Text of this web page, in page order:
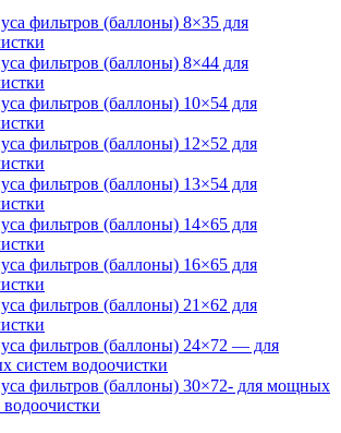
фильтров (баллоны) 8×35 для
фильтров (баллоны) 8×44 для
фильтров (баллоны) 10×54 для
фильтров (баллоны) 12×52 для
фильтров (баллоны) 13×54 для
фильтров (баллоны) 14×65 для
фильтров (баллоны) 16×65 для
фильтров (баллоны) 21×62 для
фильтров (баллоны) 24×72 — для
систем водоочистки
фильтров (баллоны) 30×72- для мощных
водоочистки